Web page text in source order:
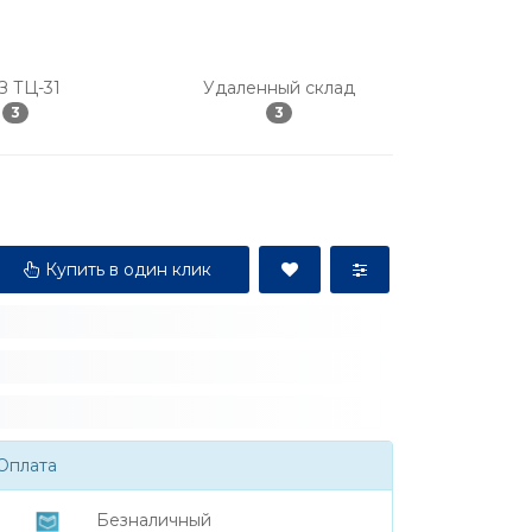
ТЦ-31
3
Удаленный склад
3
Купить в один клик
Безналичный